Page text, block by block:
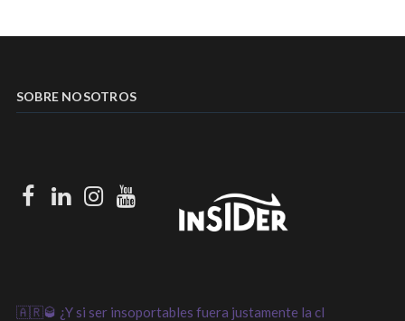
SOBRE NOSOTROS
Facebook
LinkedInInstagram
Youtube
🇦🇷🥃 ¿Y si ser insoportables fuera justamente la cl